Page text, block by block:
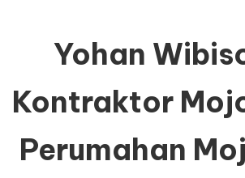
Yohan
Kontraktor
Perumahan